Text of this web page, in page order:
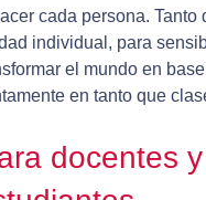
cada persona. Tanto
individual, para
el mundo en
en tanto que
docentes